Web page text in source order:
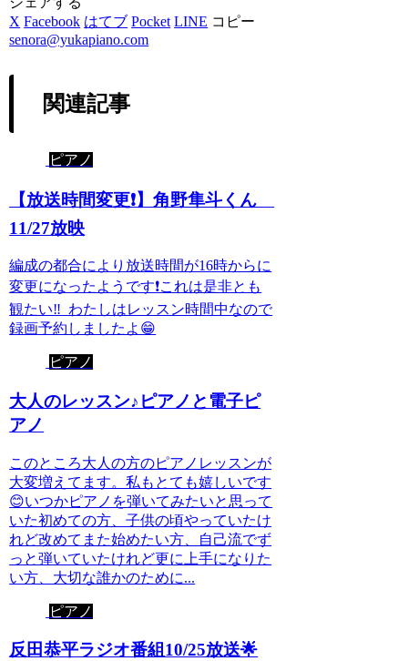
X Facebook はてブ Pocket LINE コピー
senora@yukapiano.com
関連記事
ピアノ
【放送時間変更❗️】角野隼斗くん
11/27放映
編成の都合により放送時間が16時からに
変更になったようです❗️これは是非とも
観たい‼️ わたしはレッスン時間中なので
録画予約しましたよ😁
ピアノ
大人のレッスン♪ピアノと電子ピ
アノ
このところ大人の方のピアノレッスンが
大変増えてます。私もとても嬉しいです
😊いつかピアノを弾いてみたいと思って
いた初めての方、子供の頃やっていたけ
れど改めてまた始めたい方、自己流でず
っと弾いていたけれど更に上手になりた
い方、大切な誰かのために...
ピアノ
反田恭平ラジオ番組10/25放送🌟